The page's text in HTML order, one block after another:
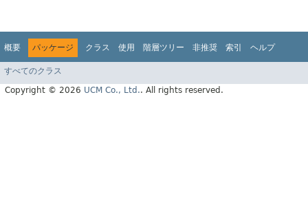
概要 パッケージ クラス 使用 階層ツリー 非推奨 索引 ヘルプ
すべてのクラス
Copyright © 2026 UCM Co., Ltd.. All rights reserved.